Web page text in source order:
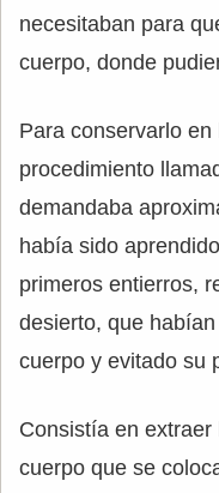
necesitaban para
cuerpo, donde
Para conservarlo
procedimiento
demandaba
había sido
primeros entierros,
desierto, que
cuerpo y evitado su
Consistía en extraer
cuerpo que se